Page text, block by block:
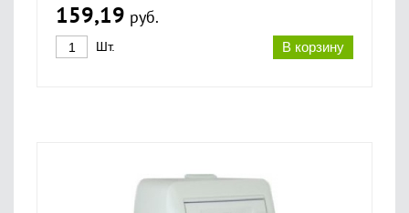
159,19 руб.
В корзину
Шт.